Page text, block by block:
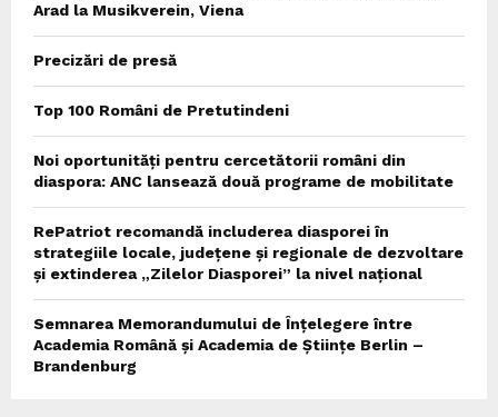
Arad la Musikverein, Viena
Precizări de presă
Top 100 Români de Pretutindeni
Noi oportunități pentru cercetătorii români din
diaspora: ANC lansează două programe de mobilitate
RePatriot recomandă includerea diasporei în
strategiile locale, județene și regionale de dezvoltare
și extinderea „Zilelor Diasporei” la nivel național
Semnarea Memorandumului de Înțelegere între
Academia Română și Academia de Științe Berlin –
Brandenburg